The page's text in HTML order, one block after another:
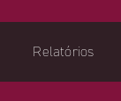
Relatórios